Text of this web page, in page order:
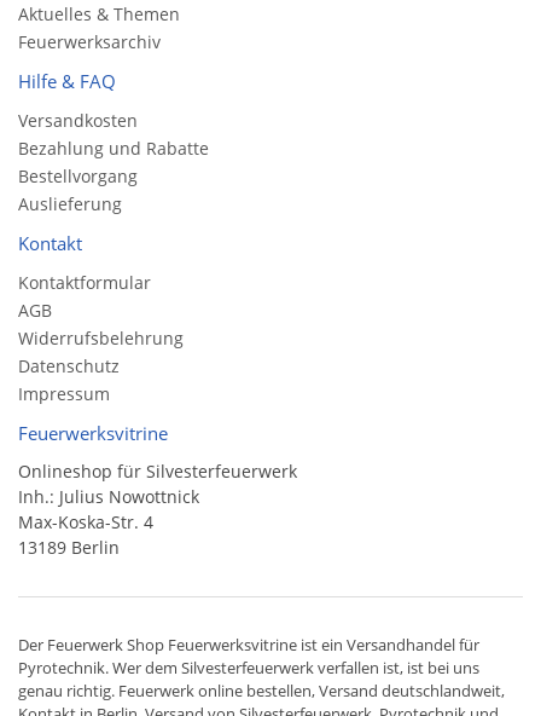
Aktuelles & Themen
Feuerwerksarchiv
Hilfe & FAQ
Versandkosten
Bezahlung und Rabatte
Bestellvorgang
Auslieferung
Kontakt
Kontaktformular
AGB
Widerrufsbelehrung
Datenschutz
Impressum
Feuerwerksvitrine
Onlineshop für Silvesterfeuerwerk
Inh.: Julius Nowottnick
Max-Koska-Str. 4
13189 Berlin
Der Feuerwerk Shop Feuerwerksvitrine ist ein Versandhandelfür
Pyrotechnik. Wer dem Silvesterfeuerwerk verfallen ist, ist bei uns
genau richtig. Feuerwerk online bestellen,Versand deutschlandweit,